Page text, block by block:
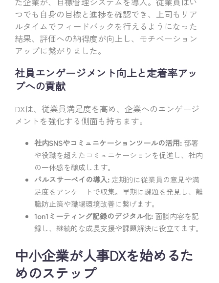
つでも自身の目標と進捗を確認でき、上司もリア
ルタイムでフィードバックを行えるようになった
結果、評価への納得度が向上し、モチベーション
アップに繋がりました。
社員エンゲージメント向上と定着率アッ
プへの貢献
DXは、従業員満足度を高め、企業へのエンゲージ
メントを強化する側面も持ちます。
社内SNSやコミュニケーションツールの活用: 部署
や役職を超えたコミュニケーションを促進し、社内
の一体感を醸成します。
パルスサーベイの導入: 定期的に従業員の意見や満
足度をアンケートで収集。早期に課題を発見し、離
職防止策や職場環境改善に繋げます。
1on1ミーティング記録のデジタル化: 面談内容を記
録し、継続的な成長支援や課題解決に役立てます。
中小企業が人事DXを始めるた
めのステップ